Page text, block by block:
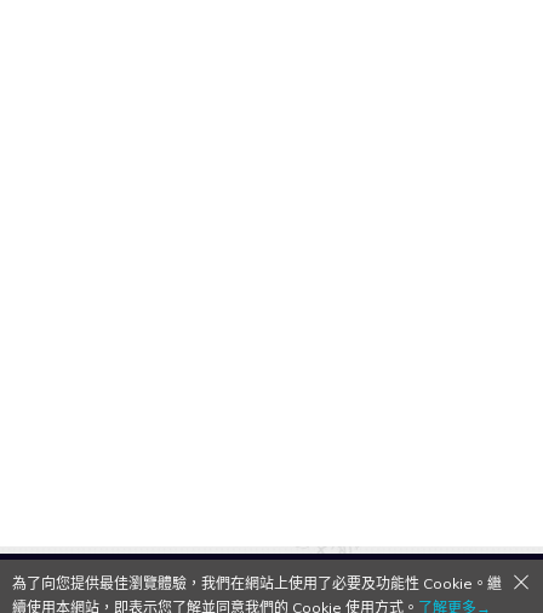
QooApp Limited © 2026
為了向您提供最佳瀏覽體驗，我們在網站上使用了必要及功能性 Cookie。繼
續使用本網站，即表示您了解並同意我們的 Cookie 使用方式。 了解更多→